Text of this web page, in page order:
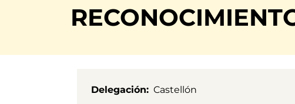
navegación
Delegación Castellón